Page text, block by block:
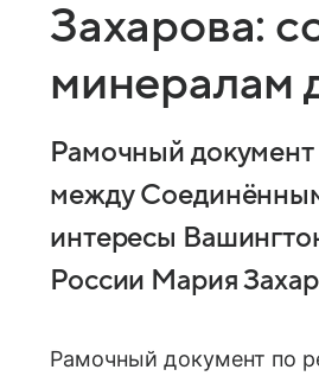
Захарова:
минералам
Рамочный
между
интересы
России Мария
Рамочный документ по